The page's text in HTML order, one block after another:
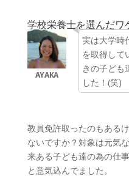
学校栄養士を選んだワ
実は大学時
を取得して
きの子ども
した！(笑)
教員免許取ったのもある
ないですか？対象は元気
来ある子ども達の為の仕
と意気込んでました。